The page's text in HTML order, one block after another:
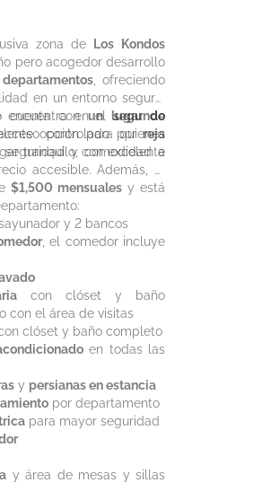
zona de
Los Kondos
pero acogedor desarrollo
, ofreciendo
en un entorno seguro.
cuenta conun lugar de
controlado porreja
seguridad y comodidad a
encuentra en el segundo
opción para quienes
tranquilo, con excelente
accesible. Además, el
$1,500 mensuales y está
y 2 bancos
, el comedor incluye
con clóset y baño
con el área de visitas
clóset y baño completo
en todas las
y persianas en estancia
por departamento
para mayor seguridad
y área de mesas y sillas